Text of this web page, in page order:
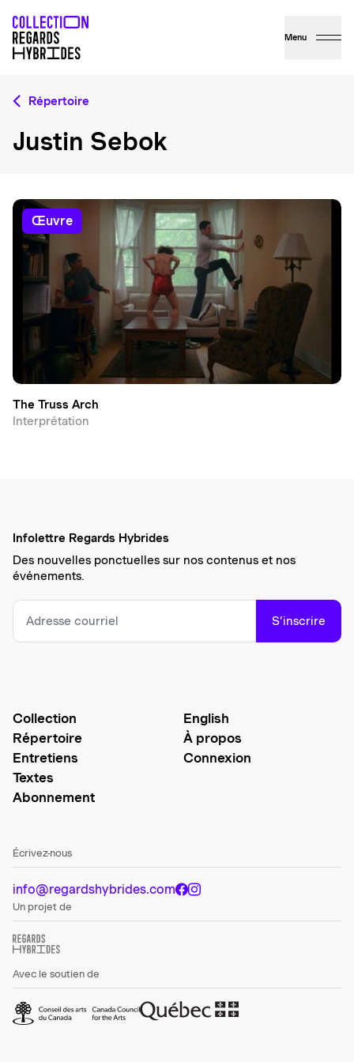
Menu
Répertoire
Justin Sebok
œuvre
The Truss Arch
Interprétation
Infolettre Regards Hybrides
Des nouvelles ponctuelles sur nos contenus et nos
événements.
S’inscrire
Collection
Répertoire
Entretiens
Textes
Abonnement
English
À propos
Connexion
Écrivez-nous
info@regardshybrides.com
Un projet de
Avec le soutien de